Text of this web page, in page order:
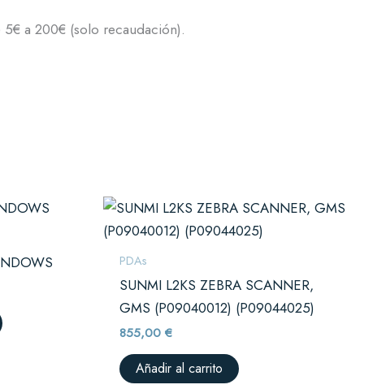
a 200€ (solo recaudación).
€
€
Este
tiene
Las
PDAs
SUNMI L2KS ZEBRA SCANNER,
GMS (P09040012) (P09044025)
855,00€
Añadir al carrito